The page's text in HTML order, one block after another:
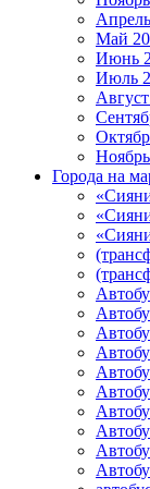
Май
Июнь
Июль
Города на